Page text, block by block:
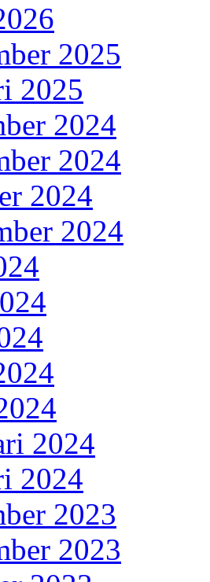
2025
2025
2024
2024
2024
2024
2024
2024
2023
2023